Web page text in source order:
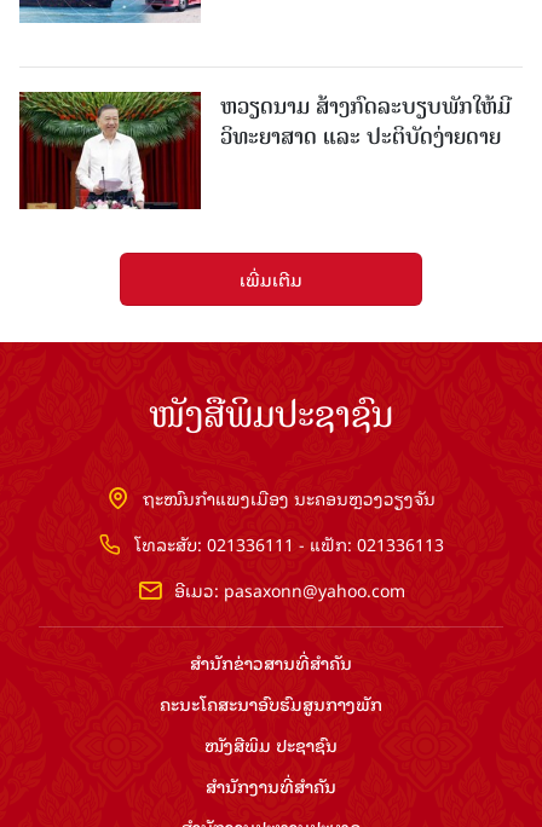
ຫວຽດນາມ ສ້າງກົດລະບຽບພັກໃຫ້ມີ
ວິທະຍາສາດ ແລະ ປະຕິບັດງ່າຍດາຍ
ເພີ່ມເຕີມ
ໜັງສືພິມປະຊາຊົນ
ຖະໜົນກຳແພງເມືອງ ນະຄອນຫຼວງວຽງຈັນ
ໂທລະສັບ: 021336111 - ແຟັກ: 021336113
ອີເມວ: pasaxonn@yahoo.com
ສຳ​ນັກ​ຂ່າວ​ສານ​ທີ່​ສຳ​ຄັນ​
ຄະນະໂຄສະນາອົບຮົມ​ສູນ​ກາງ​ພັກ
ໜັງສືພິມ ປະ​ຊາ​ຊົນ
ສຳ​ນັກ​ງານ​ທີ່​ສຳ​ຄັນ